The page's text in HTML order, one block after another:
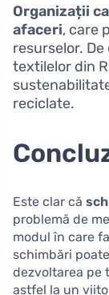
Organizații
afaceri, care
resurselor.
textilelor din
reciclate.
Este clar că
problemă de
modul în care
schimbări
dezvoltarea pe
astfel la un